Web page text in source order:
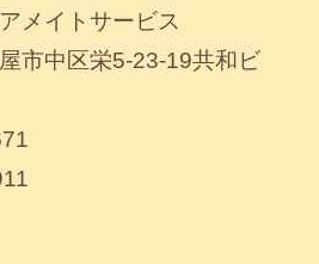
メイトサービス
市中区栄5-23-19共和ビ